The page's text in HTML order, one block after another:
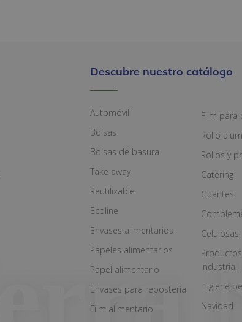
Descubre nuestro catálogo
Automóvil
Bolsas
Bolsas de basura
Take away
Reutilizable
Ecoline
Envases alimentarios
Papeles alimentarios
Papel alimentario
Envases para repostería
Film alimentario
Film para
Rollo
Rollos y
Catering
Guantes
Celulosas
Industrial
Higiene
Navidad